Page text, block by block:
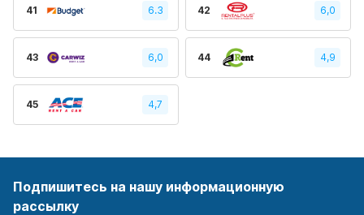
41 6.3 42 6,0
43 6,0 44 4,9
45 4,7
Подпишитесь на нашу информационную
рассылку